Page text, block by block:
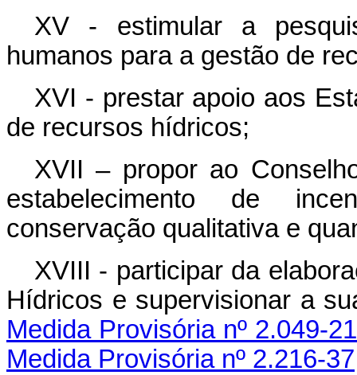
XV - estimular a
humanos para a gestão de
XVI - prestar apoio aos
de recursos hídricos;
XVII – propor ao
estabelecimento de
conservação qualitativa e
XVIII - participar da
Hídricos e supervisionar a
Medida Provisória nº 2.049-
Medida Provisória nº 2.216-